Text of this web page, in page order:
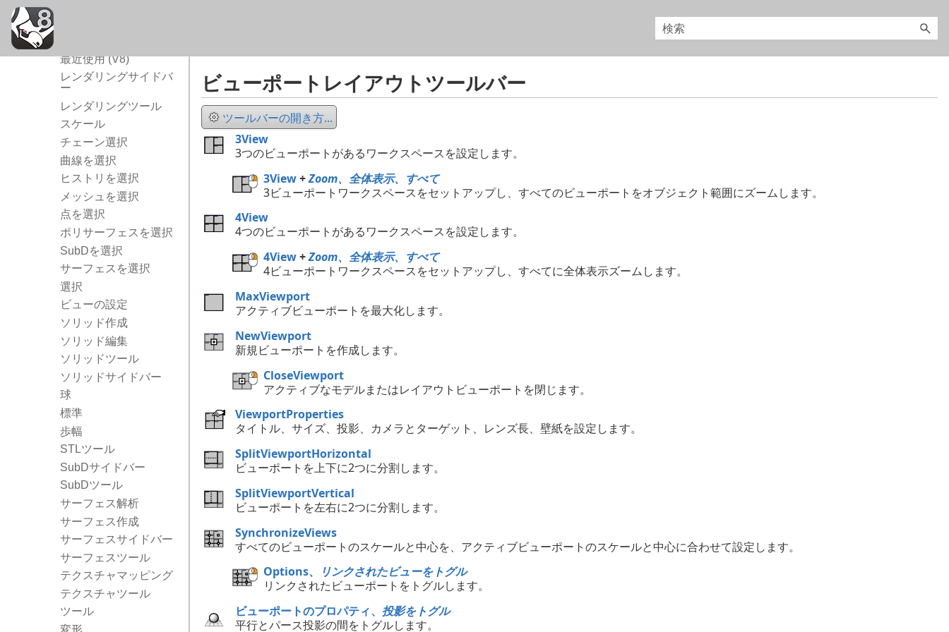
最近使用 (V8)
レンダリングサイドバ
ー
レンダリングツール
スケール
チェーン選択
曲線を選択
ヒストリを選択
メッシュを選択
点を選択
ポリサーフェスを選択
SubDを選択
サーフェスを選択
選択
ビューの設定
ソリッド作成
ソリッド編集
ソリッドツール
ソリッドサイドバー
球
標準
歩幅
STLツール
SubDサイドバー
SubDツール
サーフェス解析
サーフェス作成
サーフェスサイドバー
サーフェスツール
テクスチャマッピング
テクスチャツール
ツール
変形
ビューポートレイアウトツールバー
ツールバーの開き方...
3View
3つのビューポートがあるワークスペースを設定します。
3View+Zoom、全体表示、すべて
3ビューポートワークスペースをセットアップし、すべてのビューポートをオブジェクト範囲にズームします。
4View
4つのビューポートがあるワークスペースを設定します。
4View+Zoom、全体表示、すべて
4ビューポートワークスペースをセットアップし、すべてに全体表示ズームします。
MaxViewport
アクティブビューポートを最大化します。
NewViewport
新規ビューポートを作成します。
CloseViewport
アクティブなモデルまたはレイアウトビューポートを閉じます。
ViewportProperties
タイトル、サイズ、投影、カメラとターゲット、レンズ長、壁紙を設定します。
SplitViewportHorizontal
ビューポートを上下に2つに分割します。
SplitViewportVertical
ビューポートを左右に2つに分割します。
SynchronizeViews
すべてのビューポートのスケールと中心を、アクティブビューポートのスケールと中心に合わせて設定します。
Options、
リンクされたビューをトグル
リンクされたビューポートをトグルします。
ビューポートのプロパティ、 投影をトグル
平行とパース投影の間をトグルします。